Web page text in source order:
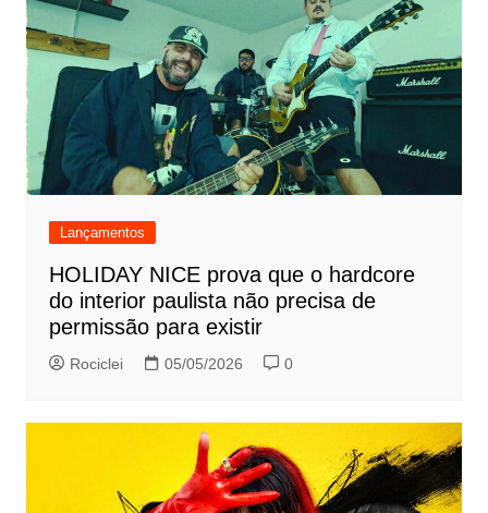
Lançamentos
HOLIDAY NICE prova que o hardcore
do interior paulista não precisa de
permissão para existir
Rociclei 05/05/2026 0